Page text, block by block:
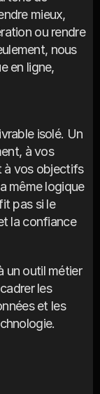
mieux,
ou rendre
nous
en ligne,
isolé. Un
à vos
à vos objectifs
même logique
pas si le
la confiance
un outil métier
les
et les